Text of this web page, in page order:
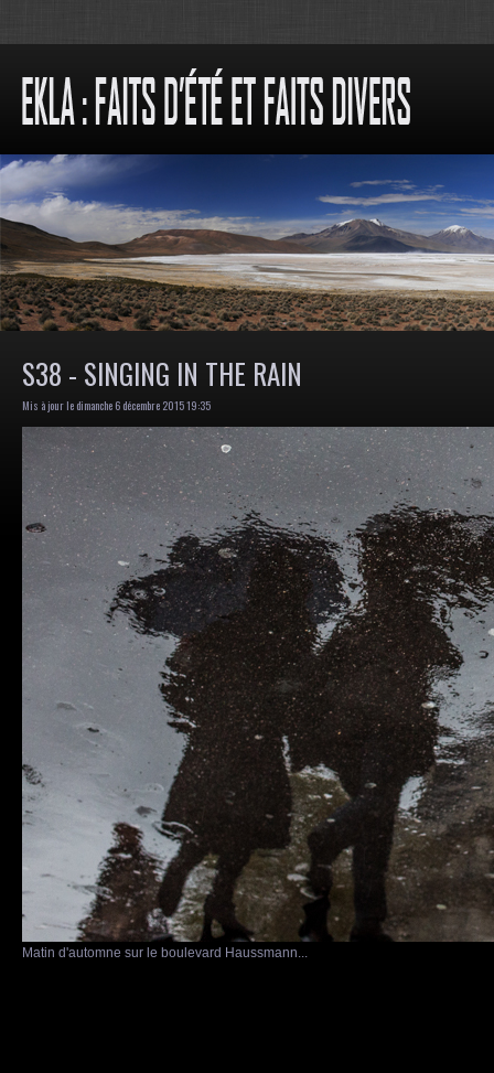
S38 - SINGING IN THE RAIN
Mis à jour le dimanche 6 décembre 2015 19:35
Matin d'automne sur le boulevard Haussmann...